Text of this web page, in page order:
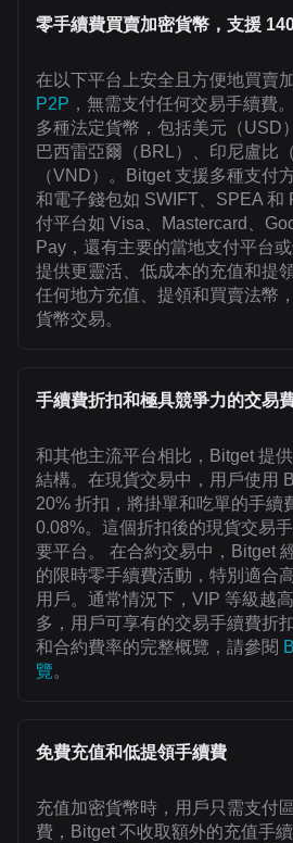
零手續費買賣加密貨幣，支援
在以下平台上安全且方便地買賣
P2P ，無需支付任何交易手續費
多種法定貨幣，包括美元（USD
巴西雷亞爾（BRL）、印尼盧比
（VND）。Bitget 支援多種支付
和電子錢包如 SWIFT、SPEA 和
付平台如 Visa、Mastercard、
Pay，還有主要的當地支付平台
提供更靈活、低成本的充值和提
任何地方充值、提領和買賣法幣
貨幣交易。
手續費折扣和極具競爭力的交易
和其他主流平台相比，Bitget 提
結構。在現貨交易中，用戶使用
20% 折扣，將掛單和吃單的手續
0.08%。這個折扣後的現貨交易
要平台。 在合約交易中，Bitget
的限時零手續費活動，特別適合
用戶。通常情況下，VIP 等級越
多，用戶可享有的交易手續費折
和合約費率的完整概覽，請參閱
覽。
免費充值和低提領手續費
充值加密貨幣時，用戶只需支付
費，Bitget 不收取額外的充值手